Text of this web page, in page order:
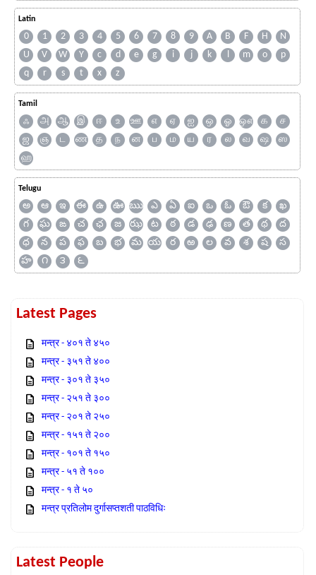
Latin
0 1 2 3 4 5 6 7 8 9 A B F H
N
U
V W Y c d e g i j k l m o
p
q
r s t x z
Tamil
ஃ அ ஆ இ ஈ உ ஊ எ ஏ ஐ ஒ ஓ ஔ க
ச
ஜ
ஞ ட ண த ந ன ப ம ய ர ல வ ஷ
ஸ
ஹ
Telugu
అ ఆ ఇ ఈ ఉ ఊ ఋ ఎ ఏ ఐ ఒ ఓ ఔ క
ఖ
గ
ఘ ఙ చ ఛ జ ఝ ట ఠ డ ఢ ణ త థ
ద
ధ
న ప ఫ బ భ మ య ర ఱ ల వ శ ష
స
హ
౧ ౩ ౬
Latest Pages
मन्त्र - ४०१ ते ४५०
मन्त्र - ३५१ ते ४००
मन्त्र - ३०१ ते ३५०
मन्त्र - २५१ ते ३००
मन्त्र - २०१ ते २५०
मन्त्र - १५१ ते २००
मन्त्र - १०१ ते १५०
मन्त्र - ५१ ते १००
मन्त्र - १ ते ५०
मन्त्र प्रतिलोम दुर्गासप्तशती पाठविधिः
Latest People